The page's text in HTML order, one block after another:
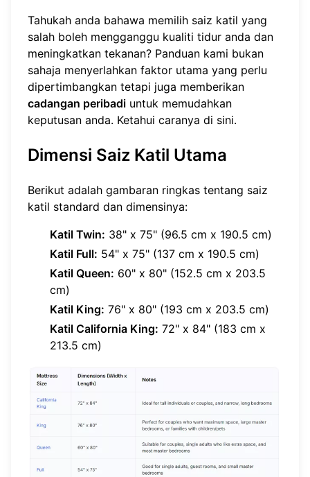
Tahukah anda bahawa memilih saiz katil yang
salah boleh mengganggu kualiti tidur anda dan
meningkatkan tekanan? Panduan kami bukan
sahaja menyerlahkan faktor utama yang perlu
dipertimbangkan tetapi juga memberikan
cadangan peribadi untuk memudahkan
keputusan anda. Ketahui caranya di sini.
Dimensi Saiz Katil Utama
Berikut adalah gambaran ringkas tentang saiz
katil standard dan dimensinya:
Katil Twin: 38" x 75" (96.5 cm x 190.5 cm)
Katil Full: 54" x 75" (137 cm x 190.5 cm)
Katil Queen: 60" x 80" (152.5 cm x 203.5
cm)
Katil King: 76" x 80" (193 cm x 203.5 cm)
Katil California King: 72" x 84" (183 cm x
213.5 cm)